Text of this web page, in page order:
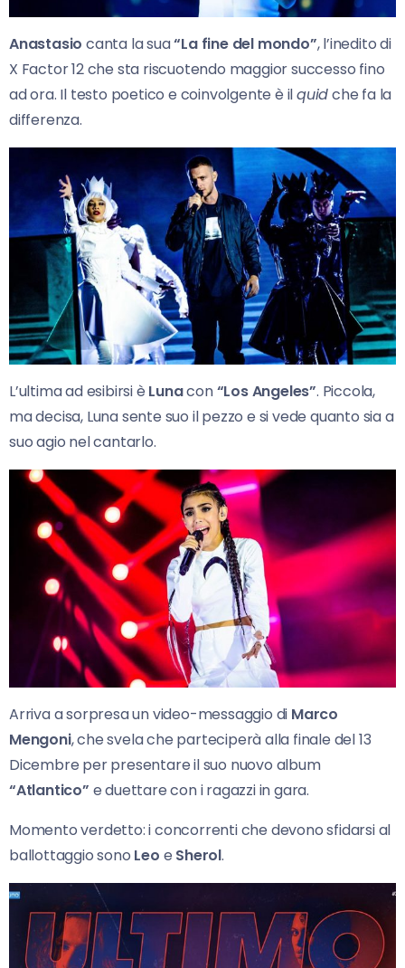
Anastasio canta la sua“La fine del mondo”, l’inedito di
X Factor 12 che sta riscuotendo maggior successo fino
ad ora. Il testo poetico e coinvolgente è ilquidche fa la
differenza.
L’ultima ad esibirsi è Lunacon“Los Angeles”. Piccola,
ma decisa, Luna sente suo il pezzo e si vede quanto sia a
suo agio nel cantarlo.
Arriva a sorpresa un video-messaggio di Marco
Mengoni, che svela che parteciperà alla finale del 13
Dicembre per presentare il suo nuovo album
“Atlantico” e duettare con i ragazzi in gara.
Momento verdetto: i concorrenti che devono sfidarsi al
ballottaggio sono Leo e Sherol.